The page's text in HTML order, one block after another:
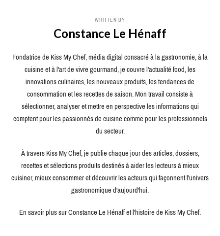
WRITTEN BY
Constance Le Hénaff
Fondatrice de Kiss My Chef, média digital consacré à la gastronomie, à la
cuisine et à l'art de vivre gourmand, je couvre l'actualité food, les
innovations culinaires, les nouveaux produits, les tendances de
consommation et les recettes de saison. Mon travail consiste à
sélectionner, analyser et mettre en perspective les informations qui
comptent pour les passionnés de cuisine comme pour les professionnels
du secteur.
À travers Kiss My Chef, je publie chaque jour des articles, dossiers,
recettes et sélections produits destinés à aider les lecteurs à mieux
cuisiner, mieux consommer et découvrir les acteurs qui façonnent l'univers
gastronomique d'aujourd'hui.
En savoir plus sur Constance Le Hénaff et l'histoire de Kiss My Chef.